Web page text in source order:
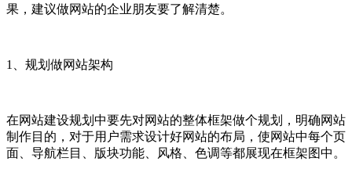
果，建议做网站的企业朋友要了解清楚。
1、规划做网站架构
在网站建设规划中要先对网站的整体框架做个规划，明确网站
制作目的，对于用户需求设计好网站的布局，使网站中每个页
面、导航栏目、版块功能、风格、色调等都展现在框架图中。